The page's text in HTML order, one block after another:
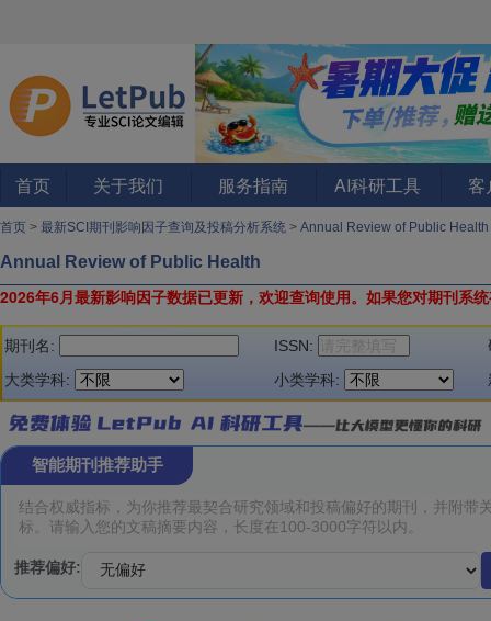
首页 关于我们 服务指南 AI科研工具 客
首页 > 最新SCI期刊影响因子查询及投稿分析系统 > Annual Review of Public Health
Annual Review of Public Health
2026年6月最新影响因子数据已更新，欢迎查询使用。 如果您对期刊系
期刊名: ISSN:
大类学科:
小类学科:
智能期刊推荐助手
推荐偏好: